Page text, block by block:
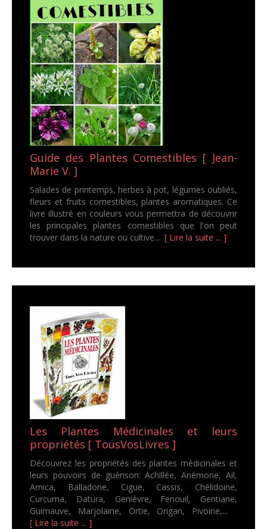
Guide des Plantes Comestibles [ Jean-
Marie V. ]
Salades de printemps, herbes à pot, légumes oubliés,
fleurs et fruits comestibles, plantes aromatiques. Ce
livre illustré en couleurs vous permettra de découvrir
les principales plantes comestibles que l'on peut
trouver dans la nature ou cultive... [ Lire la suite ... ]
Les Plantes Médicinales et leurs
propriétés [ TousVosLivres ]
Découvrez les propriétés des plantes médicinales et
leurs pouvoirs de guérison: Achillée, Anémone, Ail,
Arnica, Balladone, Cigue, Cassis, Chélidoine,
Curcuma, Datura, Genièvre, Fenouil, Gentiane,
Guimauve, Marjolaine, Ortie, Origan, Pivoine,...
[ Lire la suite ... ]